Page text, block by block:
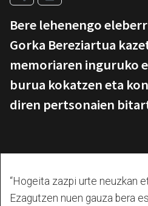
Bere lehenengo
Gorka Bereziartua
memoriaren inguruko
burua kokatzen eta
diren pertsonaien
“Hogeita zazpi urte neuzkan
Ezagutzen nuen gauza bera